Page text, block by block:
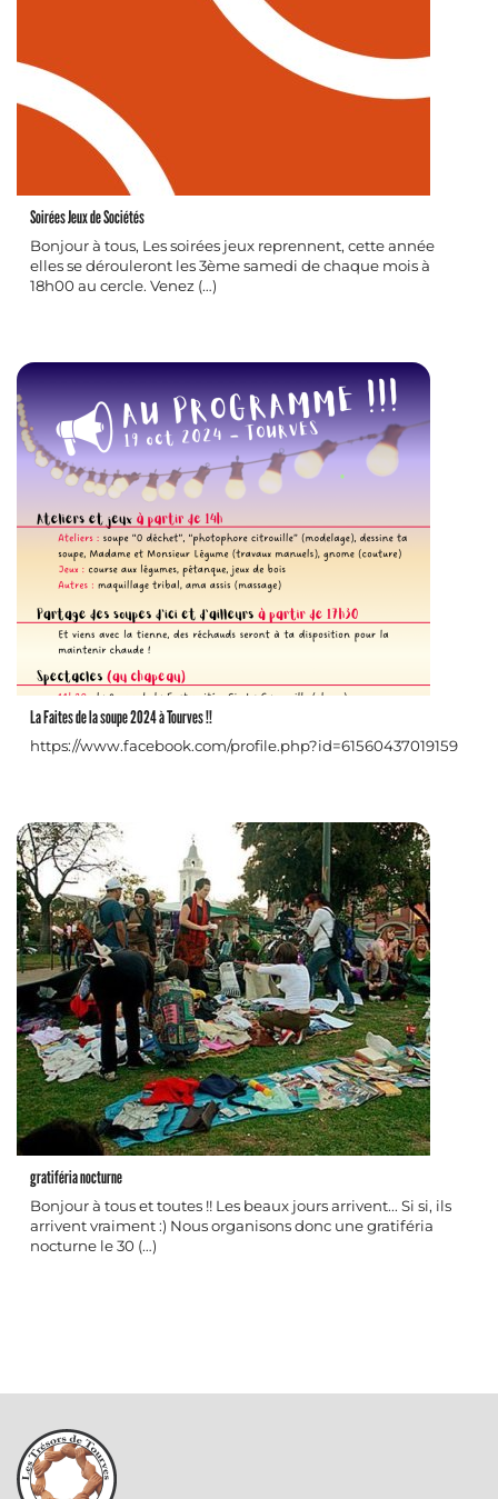
Soirées Jeux de Sociétés
Bonjour à tous, Les soirées jeux reprennent, cette année
elles se dérouleront les 3ème samedi de chaque mois à
18h00 au cercle. Venez (…)
La Faites de la soupe 2024 à Tourves !!
https://www.facebook.com/profile.php?id=61560437019159
gratiféria nocturne
Bonjour à tous et toutes !! Les beaux jours arrivent... Si si, ils
arrivent vraiment :) Nous organisons donc une gratiféria
nocturne le 30 (…)